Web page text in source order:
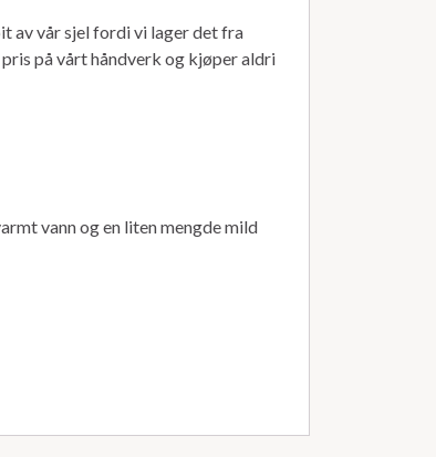
av vår sjel fordi vi lager det fra
på vårt håndverk og kjøper aldri
vann og en liten mengde mild